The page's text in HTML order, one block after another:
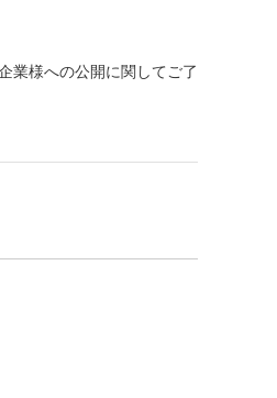
業様への公開に関してご了